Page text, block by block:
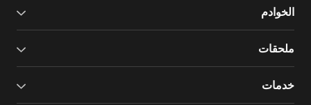
الخوادم
ملحقات
خدمات